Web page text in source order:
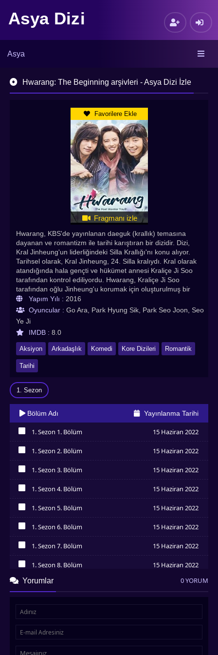
Asya Dizi
Asya
Hwarang: The Beginning arşivleri - Asya Dizi İzle
Favorilere Ekle
Fragmanı izle
Hwarang, KBS'de yayınlanan daeguk (krallık) temasına
dayanan ve romantizm ile tarihi karıştıran bir dizidir. Dizi,
Kral Jinheung'un liderliğindeki Silla Krallığı'nı konu alıyor.
Tarihsel olarak, Kral Jinheung, 24. Silla kralıydı. Kral olarak
atandığında hala gençti ve hükümet annesi Kraliçe Ji Soo
tarafından kontrol ediliyordu. Hwarang, Kraliçe Ji Soo
tarafından oğlu Jinheung'u korumak için oluşturulmuş bir
orduydu. Annesi tarafından saklandı çünkü düşmanların
tahtını alıp onu öldürmesinden korkuyordu. Hwarang
tarafından saygı duyulan güvenilir askerler olmak üzere
eğitildi. Hwarang'a dahil olmak için bir adayın iyi görünümlü,
akıllı ve kendini savunma konusunda iyi eğitimli olması
gerekiyordu. Bu grupta yer alan kişiler ve olayları konu alan
tarihi ve romantik Güney Kore dizisi Hwarang: The
Beginning tüm bölümlerini sitemizden Türkçe altyazılı
izleyebilirsiniz. Herkese iyi seyirler dileriz. Hwarang: The
Beginning Türkçe Altyazılı izle. En çok izlenen Asya dizileri,
Kore dizileri, Çin dizileri, Tayland dizileri , Çin dizileri, Asya
dizileri, Hint dizileri,Bl Dizileri Asyadiziizle.com adresinde!
Yapım Yılı : 2016
Oyuncular : Go Ara, Park Hyung Sik, Park Seo Joon, Seo
Ye Ji
IMDB : 8.0
Aksiyon Arkadaşlık Komedi Kore Dizileri Romantik
Tarihi
1. Sezon
Bölüm Adı Yayınlanma Tarihi
1. Sezon 1. Bölüm 15 Haziran 2022
1. Sezon 2. Bölüm 15 Haziran 2022
1. Sezon 3. Bölüm 15 Haziran 2022
1. Sezon 4. Bölüm 15 Haziran 2022
1. Sezon 5. Bölüm 15 Haziran 2022
1. Sezon 6. Bölüm 15 Haziran 2022
1. Sezon 7. Bölüm 15 Haziran 2022
İzledim
1. Sezon 8. Bölüm 15 Haziran 2022
1. Sezon 9. Bölüm 15 Haziran 2022
İzledim
İzledim
İzledim
Yorumlar 0 YORUM